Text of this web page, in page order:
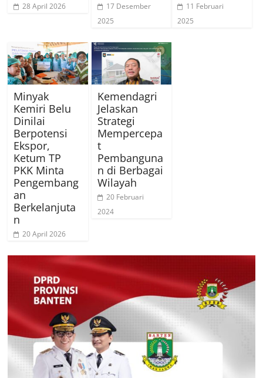
28 April 2026
17 Desember
2025
11 Februari
2025
Minyak
Kemiri Belu
Dinilai
Berpotensi
Ekspor,
Ketum TP
PKK Minta
Pengembang
an
Berkelanjuta
n
20 April 2026
Kemendagri
Jelaskan
Strategi
Mempercepa
t
Pembanguna
n di Berbagai
Wilayah
20 Februari
2024